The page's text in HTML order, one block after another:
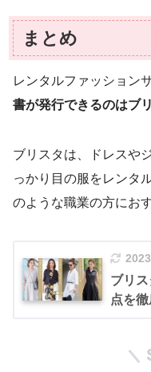
まとめ
レンタルファッション
書が発行できるのはブ
ブリスタは、ドレスや
っかり目の服をレンタ
のような職業の方にお
ブリ
点を